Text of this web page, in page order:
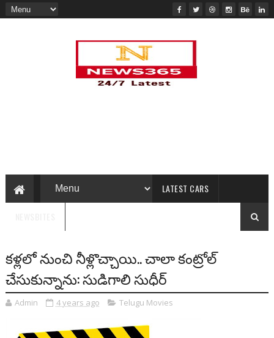
LATEST CARS
కళ్లలో నుంచి నీళ్లొచ్చాయి.. చాలా కంట్రోల్
చేసుకున్నాను: సుడిగాలి సుధీర్
Admin 4 years ago Telugu Movies